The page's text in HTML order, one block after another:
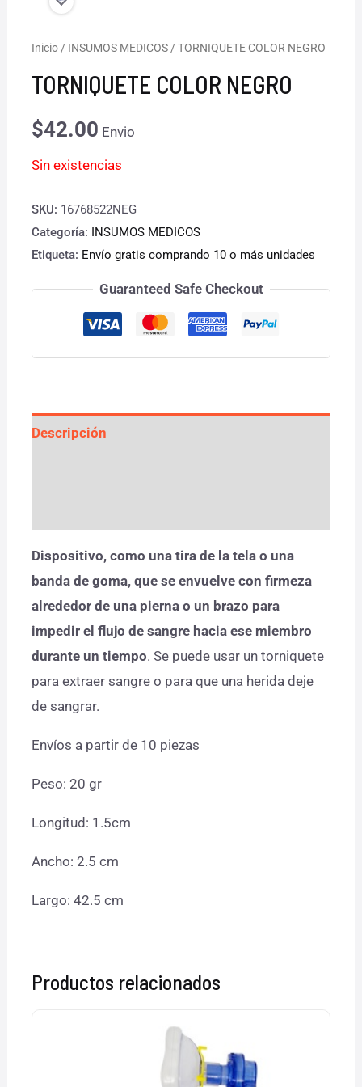
Inicio / INSUMOS MEDICOS / TORNIQUETE COLOR NEGRO
TORNIQUETE COLOR NEGRO
$42.00 Envio
Sin existencias
SKU: 16768522NEG
Categoría:
INSUMOS MEDICOS
Etiqueta: Envío gratis comprando 10 o más unidades
Guaranteed Safe Checkout
Descripción
Dispositivo, como una tira de la tela o una
banda de goma, que se envuelve con firmeza
alrededor de una pierna o un brazo para
impedir el flujo de sangre hacia ese miembro
durante un tiempo. Se puede usar un torniquete
para extraer sangre o para que una herida deje
de sangrar.
Envíos a partir de 10 piezas
Peso: 20 gr
Longitud: 1.5cm
Ancho: 2.5 cm
Largo: 42.5 cm
Productos relacionados